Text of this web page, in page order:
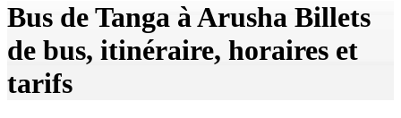
Bus de Tanga à Arusha Billets
de bus, itinéraire, horaires et
tarifs